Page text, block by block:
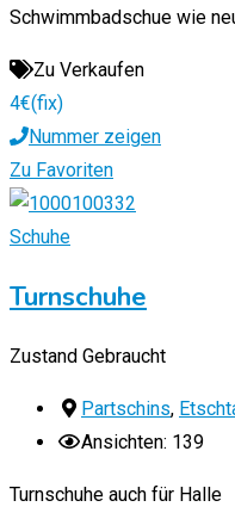
Schwimmbadschue wie
Zu Verkaufen
4€(fix)
Nummer zeigen
Zu Favoriten
Schuhe
Turnschuhe
Zustand Gebraucht
Partschins,
Ansichten: 139
Turnschuhe auch für Halle